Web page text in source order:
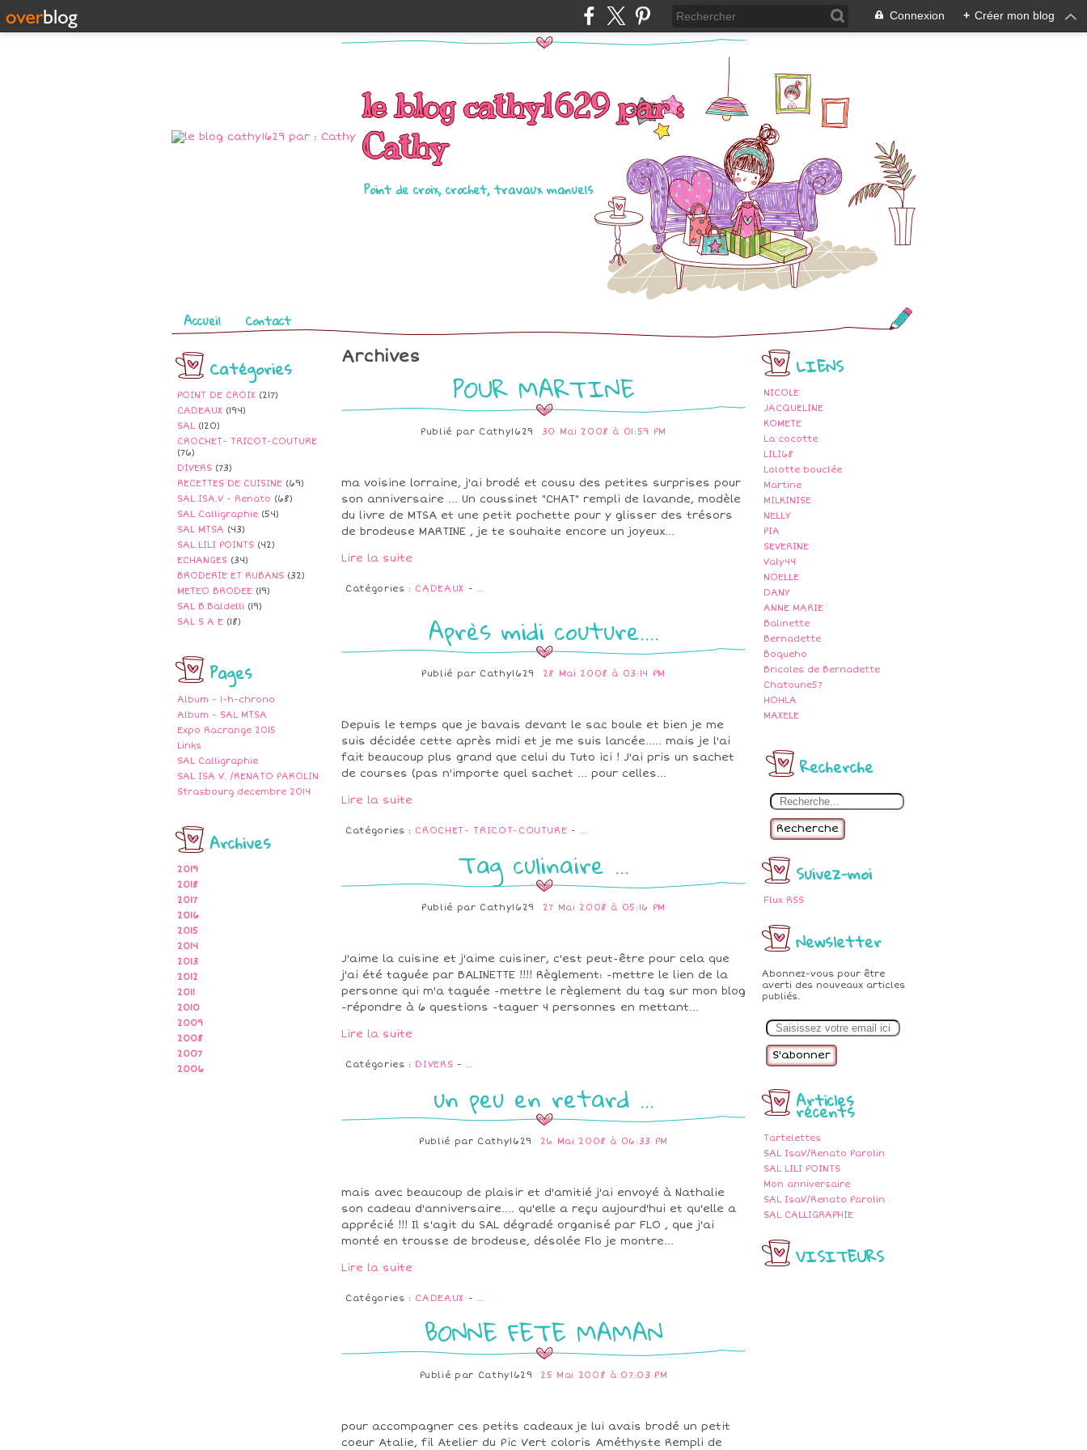
Connexion + Créer mon blog
le blog cathy1629 par :
Cathy
Point de croix, crochet, travaux manuels
Pages
Accueil Contact
Catégories
POINT DE CROIX (217)
CADEAUX (194)
SAL (120)
CROCHET- TRICOT-COUTURE
(76)
DIVERS (73)
RECETTES DE CUISINE (69)
SAL ISA.V - Renato (68)
SAL Calligraphie (54)
SAL MTSA (43)
SAL LILI POINTS (42)
ECHANGES (34)
BRODERIE ET RUBANS (32)
METEO BRODEE (19)
SAL B.Baldelli (19)
SAL S A E (18)
Pages
Album - 1-h-chrono
Album - SAL MTSA
Expo Racrange 2015
Links
SAL Calligraphie
SAL ISA V. /RENATO PAROLIN
Strasbourg decembre 2014
Archives
2019
2018
2017
2016
2015
2014
2013
2012
2011
2010
2009
2008
2007
2006
LIENS
NICOLE
JACQUELINE
KOMETE
La cocotte
LILI68
Lolotte bouclée
Martine
MILKINISE
NELLY
PIA
SEVERINE
Valy44
NOELLE
DANY
ANNE MARIE
Balinette
Bernadette
Boqueho
Bricoles de Bernadette
Chatoune57
HOHLA
MAXELE
Recherche
Recherche
Suivez-moi
Flux RSS
Newsletter
Abonnez-vous pour être
averti des nouveaux articles
publiés.
m
Articles
récents
Tartelettes
SAL IsaV/Renato Parolin
SAL LILI POINTS
Mon anniversaire
SAL IsaV/Renato Parolin
SAL CALLIGRAPHIE
VISITEURS
Archives
POUR MARTINE
Publié par Cathy1629 30 Mai 2008 à 01:59 PM
ma voisine lorraine, j'ai brodé et cousu des petites surprises pour
son anniversaire ... Un coussinet "CHAT" rempli de lavande, modèle
du livre de MTSA et une petit pochette pour y glisser des trésors
de brodeuse MARTINE , je te souhaite encore un joyeux...
Lire la suite
Catégories : CADEAUX - …
Après midi couture....
Publié par Cathy1629 28 Mai 2008 à 03:14 PM
Depuis le temps que je bavais devant le sac boule et bien je me
suis décidée cette après midi et je me suis lancée..... mais je l'ai
fait beaucoup plus grand que celui du Tuto ici ! J'ai pris un sachet
de courses (pas n'importe quel sachet ... pour celles...
Lire la suite
Catégories : CROCHET- TRICOT-COUTURE - …
Tag culinaire ...
Publié par Cathy1629 27 Mai 2008 à 05:16 PM
J'aime la cuisine et j'aime cuisiner, c'est peut-être pour cela que
j'ai été taguée par BALINETTE !!!! Règlement: -mettre le lien de la
personne qui m'a taguée -mettre le règlement du tag sur mon blog
-répondre à 6 questions -taguer 4 personnes en mettant...
Lire la suite
Catégories : DIVERS - …
un peu en retard ...
Publié par Cathy1629 26 Mai 2008 à 06:33 PM
mais avec beaucoup de plaisir et d'amitié j'ai envoyé à Nathalie
son cadeau d'anniversaire.... qu'elle a reçu aujourd'hui et qu'elle a
apprécié !!! Il s'agit du SAL dégradé organisé par FLO , que j'ai
monté en trousse de brodeuse, désolée Flo je montre...
Lire la suite
Catégories : CADEAUX - …
BONNE FETE MAMAN
Publié par Cathy1629 25 Mai 2008 à 07:03 PM
pour accompagner ces petits cadeaux je lui avais brodé un petit
coeur Atalie, fil Atelier du Pic Vert coloris Améthyste Rempli de